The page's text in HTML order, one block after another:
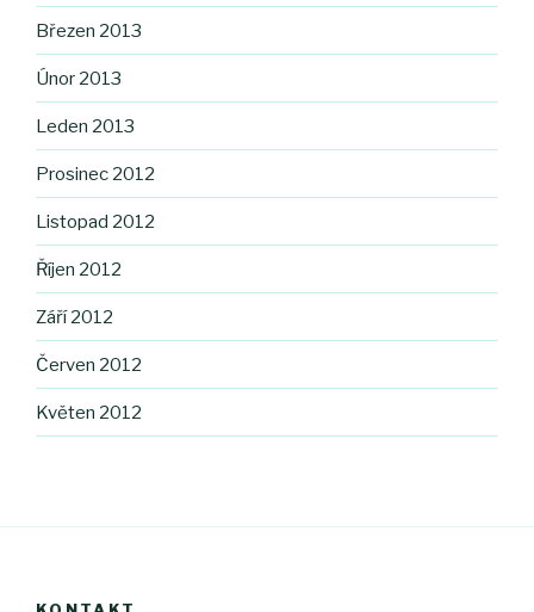
Březen 2013
Únor 2013
Leden 2013
Prosinec 2012
Listopad 2012
Říjen 2012
Září 2012
Červen 2012
Květen 2012